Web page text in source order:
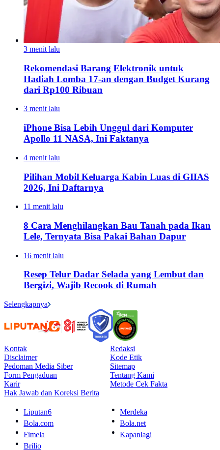
3 menit lalu
Rekomendasi Barang Elektronik untuk
Hadiah Lomba 17-an dengan Budget Kurang
dari Rp100 Ribuan
3 menit lalu
iPhone Bisa Lebih Unggul dari Komputer
Apollo 11 NASA, Ini Faktanya
4 menit lalu
Pilihan Mobil Keluarga Kabin Luas di GIIAS
2026, Ini Daftarnya
11 menit lalu
8 Cara Menghilangkan Bau Tanah pada Ikan
Lele, Ternyata Bisa Pakai Bahan Dapur
16 menit lalu
Resep Telur Dadar Selada yang Lembut dan
Bergizi, Wajib Recook di Rumah
Selengkapnya
Kontak
Redaksi
Disclaimer
Kode Etik
Pedoman Media Siber
Sitemap
Form Pengaduan
Tentang Kami
Karir
Metode Cek Fakta
Hak Jawab dan Koreksi Berita
Liputan6
Merdeka
Bola.com
Bola.net
Fimela
Kapanlagi
Brilio